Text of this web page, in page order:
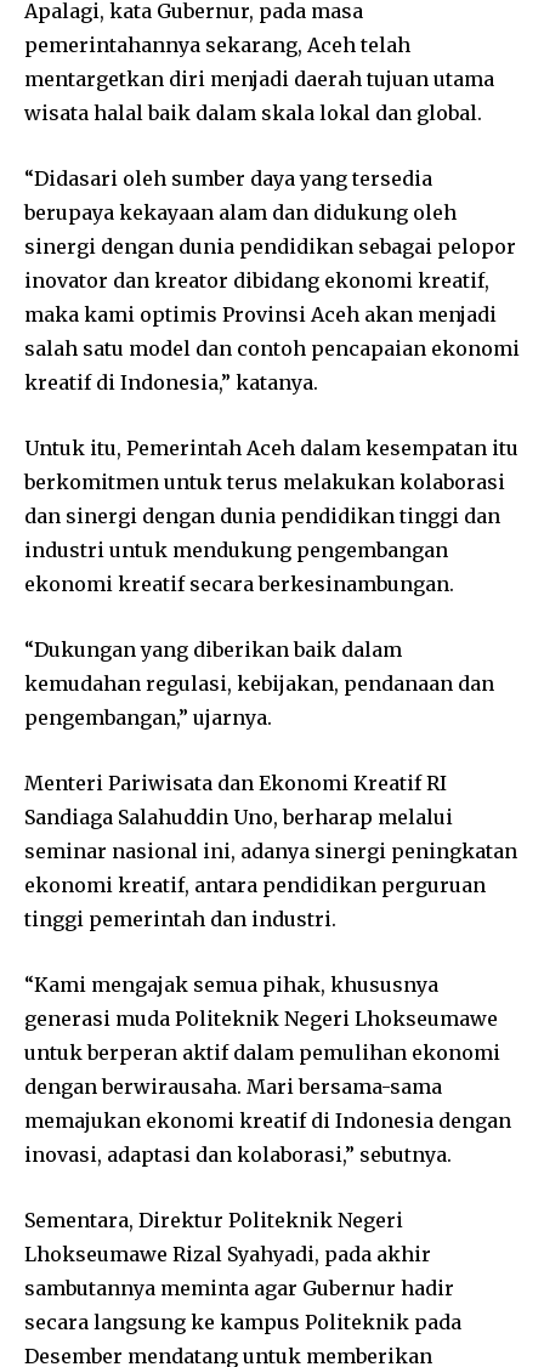
Apalagi, kata Gubernur, pada masa
pemerintahannya sekarang, Aceh telah
mentargetkan diri menjadi daerah tujuan utama
wisata halal baik dalam skala lokal dan global.
“Didasari oleh sumber daya yang tersedia
berupaya kekayaan alam dan didukung oleh
sinergi dengan dunia pendidikan sebagai pelopor
inovator dan kreator dibidang ekonomi kreatif,
maka kami optimis Provinsi Aceh akan menjadi
salah satu model dan contoh pencapaian ekonomi
kreatif di Indonesia,” katanya.
Untuk itu, Pemerintah Aceh dalam kesempatan itu
berkomitmen untuk terus melakukan kolaborasi
dan sinergi dengan dunia pendidikan tinggi dan
industri untuk mendukung pengembangan
ekonomi kreatif secara berkesinambungan.
“Dukungan yang diberikan baik dalam
kemudahan regulasi, kebijakan, pendanaan dan
pengembangan,” ujarnya.
Menteri Pariwisata dan Ekonomi Kreatif RI
Sandiaga Salahuddin Uno, berharap melalui
seminar nasional ini, adanya sinergi peningkatan
ekonomi kreatif, antara pendidikan perguruan
tinggi pemerintah dan industri.
“Kami mengajak semua pihak, khususnya
generasi muda Politeknik Negeri Lhokseumawe
untuk berperan aktif dalam pemulihan ekonomi
dengan berwirausaha. Mari bersama-sama
memajukan ekonomi kreatif di Indonesia dengan
inovasi, adaptasi dan kolaborasi,” sebutnya.
Sementara, Direktur Politeknik Negeri
Lhokseumawe Rizal Syahyadi, pada akhir
sambutannya meminta agar Gubernur hadir
secara langsung ke kampus Politeknik pada
Desember mendatang untuk memberikan